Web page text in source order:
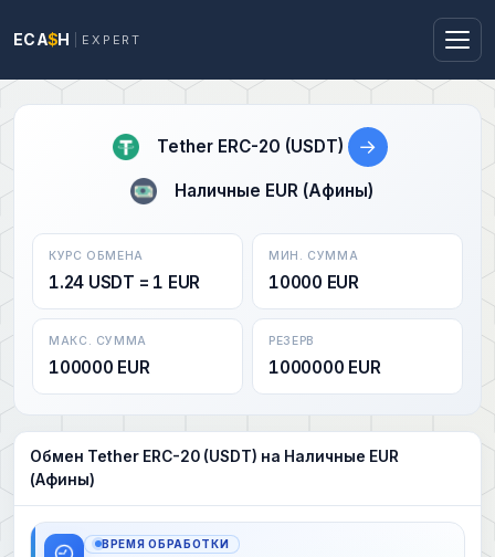
ECA$H EXPERT
Tether ERC-20 (USDT) →
Наличные EUR (Афины)
КУРС ОБМЕНА
1.24 USDT = 1 EUR
МИН. СУММА
10000 EUR
МАКС. СУММА
100000 EUR
РЕЗЕРВ
1000000 EUR
Обмен Tether ERC-20 (USDT) на Наличные EUR
(Афины)
ВРЕМЯ ОБРАБОТКИ